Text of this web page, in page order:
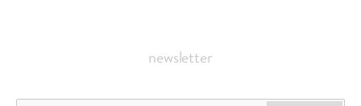
newsletter